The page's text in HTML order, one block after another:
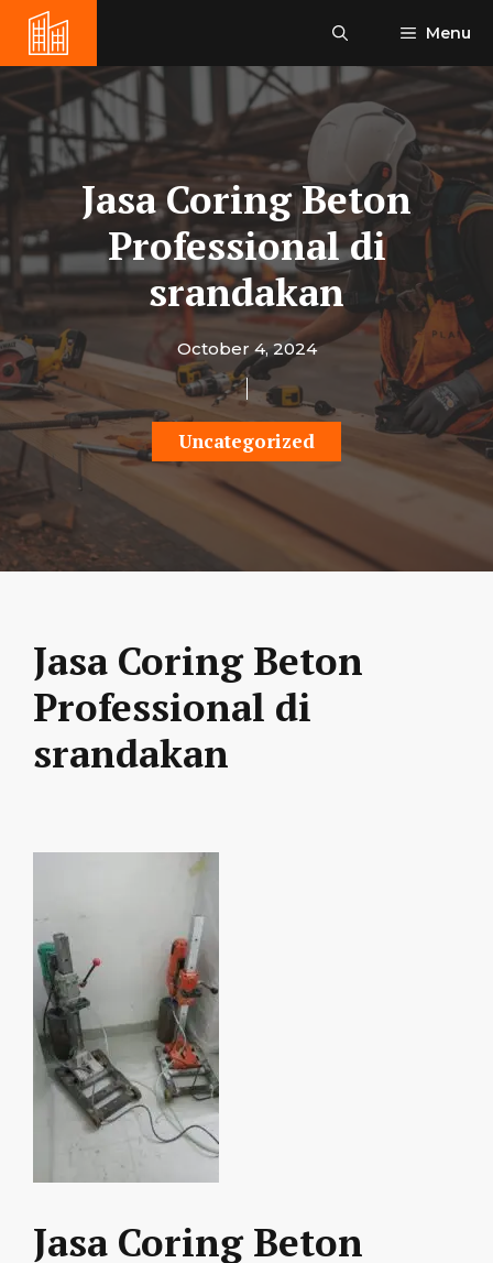
content
Menu
Jasa Coring Beton
Professional di
srandakan
October 4, 2024
Uncategorized
Jasa Coring Beton
Professional di
srandakan
Jasa Coring Beton